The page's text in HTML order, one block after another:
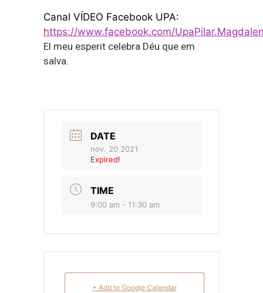
Canal VÍDEO Facebook UPA:
https://www.facebook.com/
El meu esperit celebra Déu que em
salva.
DATE
nov. 20 2021
Expired!
TIME
9:00 am - 11:30 am
+ Add to Google Calendar